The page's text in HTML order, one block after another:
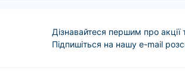
з матеріалів, що утримують тепло.
пластинами для приготування вафель
не потрібно їх щоразу чистити.
Дізнавайтеся першим про акції
Підпишіться на нашу e-mail